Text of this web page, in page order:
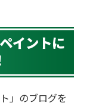
イントに
」のブログを